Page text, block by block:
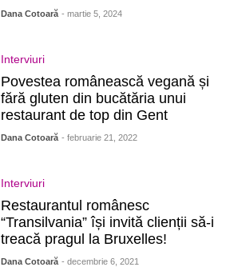
Dana Cotoară - martie 5, 2024
Interviuri
Povestea românească vegană și
fără gluten din bucătăria unui
restaurant de top din Gent
Dana Cotoară - februarie 21, 2022
Interviuri
Restaurantul românesc
“Transilvania” își invită clienții să-i
treacă pragul la Bruxelles!
Dana Cotoară - decembrie 6, 2021